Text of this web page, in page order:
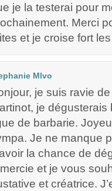
je la testerai pour
Merci
et je croise fort
Mlvo
je suis ravie
je
de barbarie.
Je ne manque
la chance de
et je vous
et créatrice.